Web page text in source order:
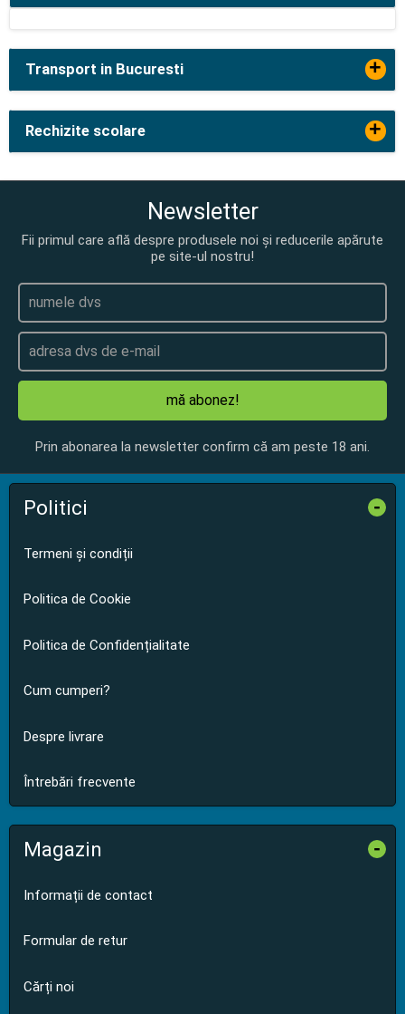
Transport in Bucuresti +
Rechizite scolare +
Newsletter
Fii primul care află despre produsele noi și reducerile apărute
pe site-ul nostru!
mă abonez!
Prin abonarea la newsletter confirm că am peste 18 ani.
Politici -
Termeni și condiții
Politica de Cookie
Politica de Confidențialitate
Cum cumperi?
Despre livrare
Întrebări frecvente
Magazin -
Informații de contact
Formular de retur
Cărți noi